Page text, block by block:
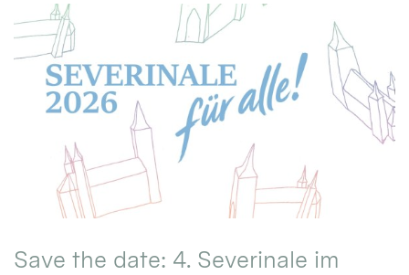
Save the date: 4. Severinale im